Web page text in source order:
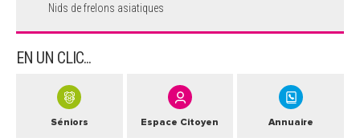
Nids de frelons asiatiques
EN UN CLIC...
Séniors Espace Citoyen Annuaire